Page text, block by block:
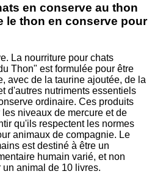
en conserve au thon
le thon en conserve pour
La nourriture pour chats
Thon" est formulée pour être
avec de la taurine ajoutée, de la
d'autres nutriments essentiels
ordinaire. Ces produits
niveaux de mercure et de
qu'ils respectent les normes
animaux de compagnie. Le
est destiné à être un
humain varié, et non
animal de 10 livres.